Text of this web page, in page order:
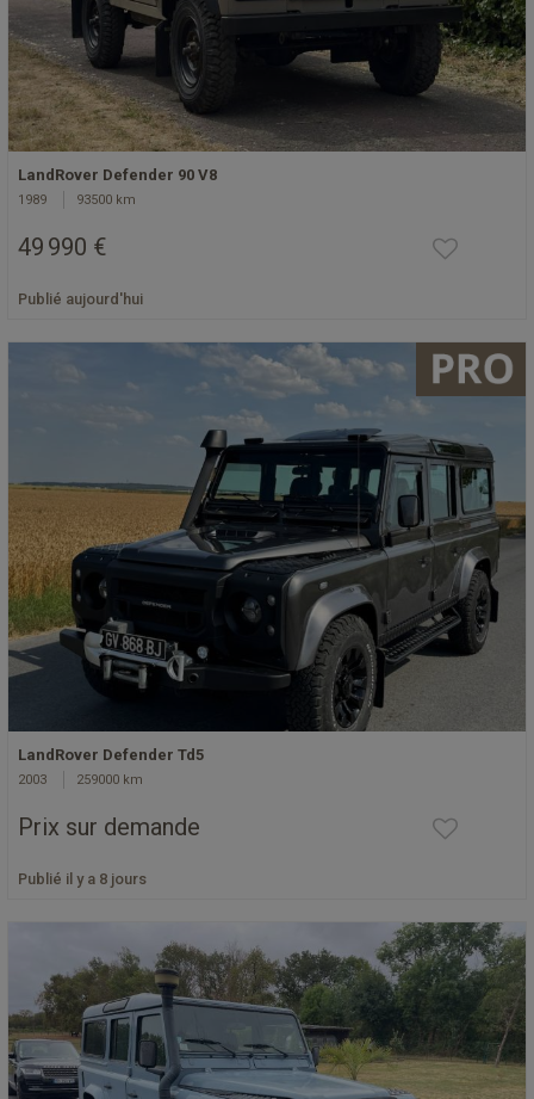
LandRover Defender 90 V8
1989 93500 km
49 990 €
Publié aujourd'hui
LandRover Defender Td5
2003 259000 km
Prix sur demande
Publié il y a 8 jours